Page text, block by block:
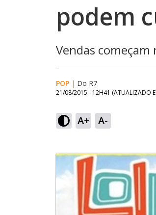
podem
Vendas
POP | Do R7
21/08/2015 - 12H41 (ATUALIZADO
A+ A-